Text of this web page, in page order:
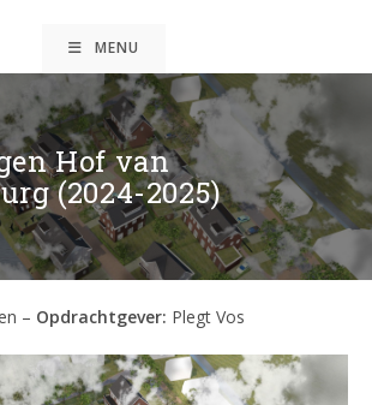
MENU
Hof van
(2024-2025)
– Opdrachtgever: Plegt Vos